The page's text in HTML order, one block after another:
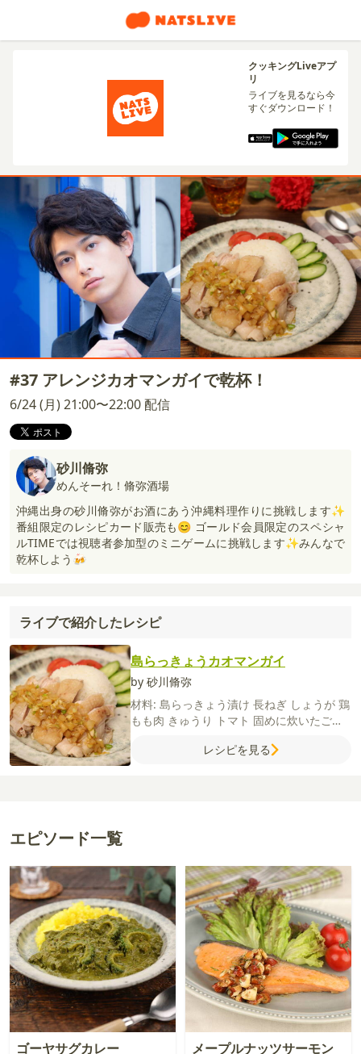
クッキングLiveアプ
リ
ライブを見るなら今
すぐダウンロード！
#37 アレンジカオマンガイで乾杯！
6/24 (月) 21:00〜22:00 配信
砂川脩弥
めんそーれ！脩弥酒場
沖縄出身の砂川脩弥がお酒にあう沖縄料理作りに挑戦します✨
番組限定のレシピカード販売も😊 ゴールド会員限定のスペシャ
ルTIMEでは視聴者参加型のミニゲームに挑戦します✨みんなで
乾杯しよう🍻
ライブで紹介したレシピ
島らっきょうカオマンガイ
by 砂川脩弥
材料: 島らっきょう漬け 長ねぎ しょうが 鶏
もも肉 きゅうり トマト 固めに炊いたご飯
にんにく（すりおろし）
レシピを見る
エピソード一覧
ゴーヤサグカレー
メープルナッツサーモン